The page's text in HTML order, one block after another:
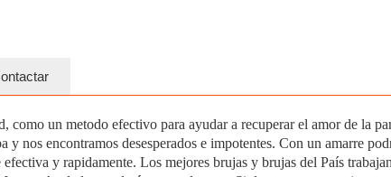
como un metodo efectivo para ayudar a recuperar el amor de la
y nos encontramos desesperados e impotentes. Con un amarre
efectiva y rapidamente. Los mejores brujas y brujas del País